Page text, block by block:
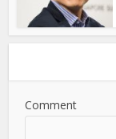
Comment